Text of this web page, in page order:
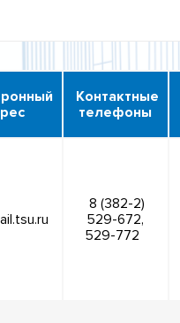
Контактные
телефоны
8 (382-2)
529-672,
529-772